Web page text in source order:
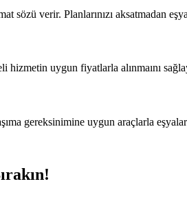
sözü verir. Planlarınızı aksatmadan
uygun fiyatlarla alınmaını
gereksinimine uygun araçlarla